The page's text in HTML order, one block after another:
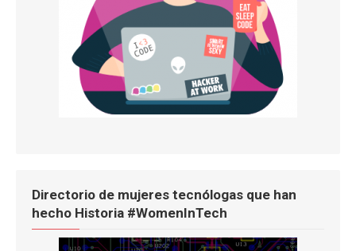
Directorio de mujeres tecnólogas que han
hecho Historia #WomenInTech